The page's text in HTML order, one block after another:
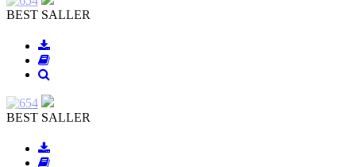
BEST SALLER
BEST SALLER